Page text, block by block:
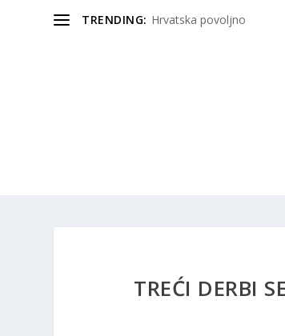
TRENDING: Hrvatska povoljno
TREĆI DERBI